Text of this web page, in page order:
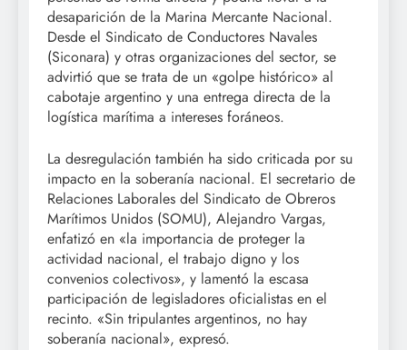
desaparición de la Marina Mercante Nacional.
Desde el Sindicato de Conductores Navales
(Siconara) y otras organizaciones del sector, se
advirtió que se trata de un «golpe histórico» al
cabotaje argentino y una entrega directa de la
logística marítima a intereses foráneos.
La desregulación también ha sido criticada por su
impacto en la soberanía nacional. El secretario de
Relaciones Laborales del Sindicato de Obreros
Marítimos Unidos (SOMU), Alejandro Vargas,
enfatizó en «la importancia de proteger la
actividad nacional, el trabajo digno y los
convenios colectivos», y lamentó la escasa
participación de legisladores oficialistas en el
recinto. «Sin tripulantes argentinos, no hay
soberanía nacional», expresó.